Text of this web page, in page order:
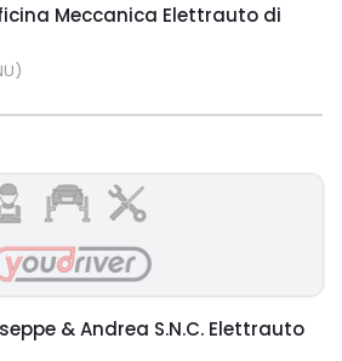
Meccanica Elettrauto di
& Andrea S.N.C. Elettrauto